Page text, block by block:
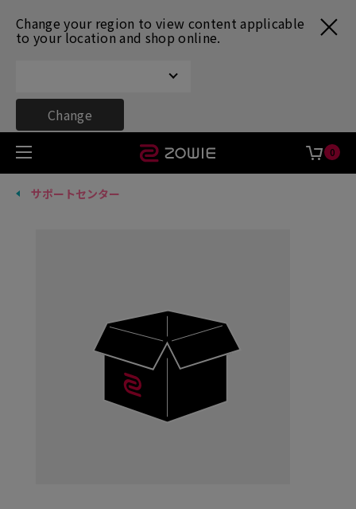
Change your region to view content applicable
to your location and shop online.
Change
0
サポートセンター